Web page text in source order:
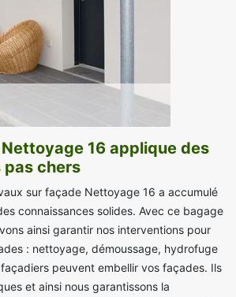
16 applique des
chers
sur façade Nettoyage 16 a accumulé
connaissances solides. Avec ce bagage
ainsi garantir nos interventions pour
: nettoyage, démoussage, hydrofuge
façadiers peuvent embellir vos façades. Ils
et ainsi nous garantissons la